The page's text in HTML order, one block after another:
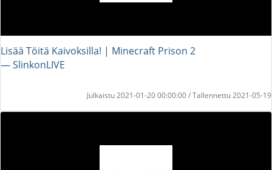
Lisää Töitä Kaivoksilla! | Minecraft Prison 2
― SlinkonLIVE
Julkaistu 2021-01-20 00:00:00 / Tallennettu 2021-05-19